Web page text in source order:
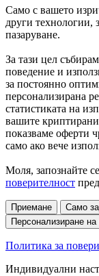
Само с вашето
други технологии,
пазаруване.
За тази цел
поведение и
за постоянно
персонализирана
статистиката на
вашите
показваме оферти
само ако вече
Моля, запознайте
поверителност
Приемане
Само
Персонализиране на
Политика за
Индивидуални